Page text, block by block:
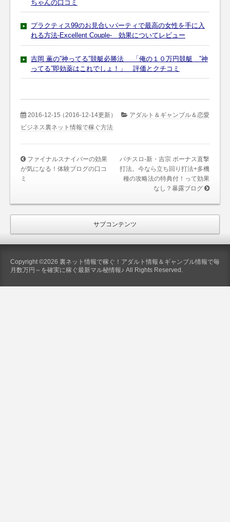
ちゃんの口コミ
プラクティス99のお見合いパーティで最高の女性を手に入
れる方法-Excellent Couple- 効果についてレビュー
吉岡 薫の”神ってる”競艇必勝法 「俺の１０万円競艇 ”神
ってる”即効薬はこれでしょ！」 評価とクチコミ
2016-12-15（2016-12-14更新）
アダルト＆ギャンブル＆恋愛
ビジネス裏ネット情報で稼ぐ方法
ファイナルスナイパーの効果
が気になる！体験ブログの口コ
ミ
パチスロ-新・吉宗 ボーナス直撃
打法。今なら立ち回り打法+多機
種の攻略法の特典付！って効果
なし？暴露ブログ
サブコンテンツ
Copyright ©2026 裏ネット情報で稼ぐ！アダルト情報＆ギャンブル情報で毎
月数万円～を確実に稼ぐ最新マル秘情報♪ All Rights Reserved.